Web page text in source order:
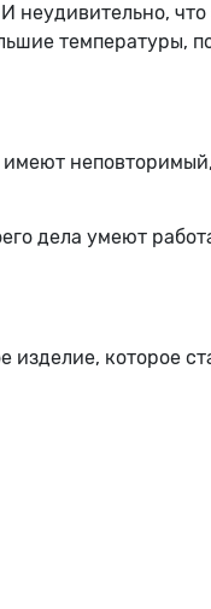
неудивительно,
температуры,
имеют
дела умеют
изделие, которое